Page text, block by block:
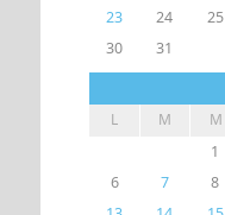
23
24 25
30
31
L
M M
1
6
7 8